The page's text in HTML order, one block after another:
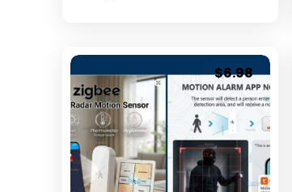
$6.98